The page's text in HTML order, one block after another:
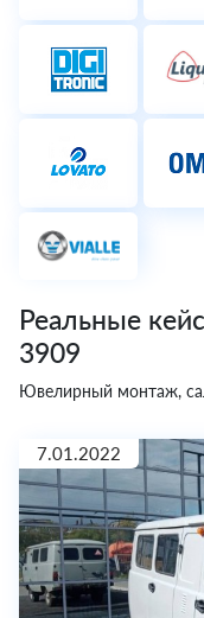
Реальные
3909
Ювелирный монтаж,
7.01.2022